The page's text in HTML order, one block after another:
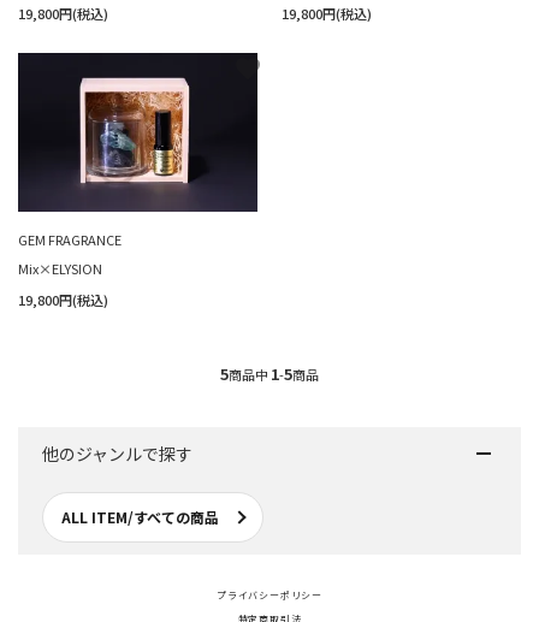
19,800円(税込)
19,800円(税込)
GEM FRAGRANCE
Mix×ELYSION
19,800円(税込)
favorite
5商品中 1-5商品
他のジャンルで探す
ALL ITEM/すべての商品
プライバシーポリシー